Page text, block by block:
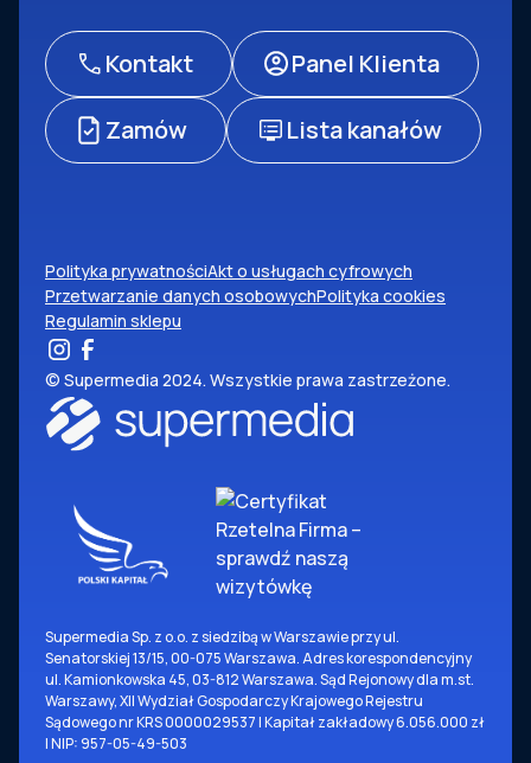
Kontakt Panel Klienta
Zamów Lista kanałów
Polityka prywatnościAkt o usługach cyfrowych
Przetwarzanie danych osobowychPolityka cookies
Regulamin sklepu
© Supermedia 2024. Wszystkie prawa zastrzeżone.
Supermedia Sp. z o.o. z siedzibą w Warszawie przy ul.
Senatorskiej 13/15, 00-075 Warszawa. Adres korespondencyjny
ul. Kamionkowska 45, 03-812 Warszawa. Sąd Rejonowy dla m.st.
Warszawy, XII Wydział Gospodarczy Krajowego Rejestru
Sądowego nr KRS 0000029537 | Kapitał zakładowy 6.056.000 zł
| NIP: 957-05-49-503